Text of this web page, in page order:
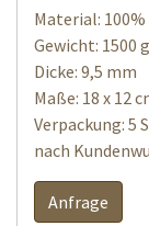
Material:
Gewicht: 1500
Dicke: 9,5 mm
Maße: 18 x 12
Verpackung: 5
nach
Anfrage